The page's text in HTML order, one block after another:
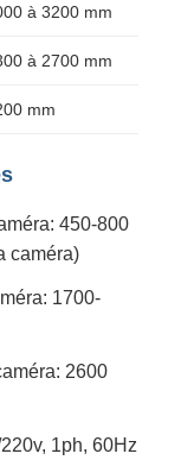
à 3200 mm
à 2700 mm
mm
450-800
caméra)
1700-
2600
1ph, 60Hz